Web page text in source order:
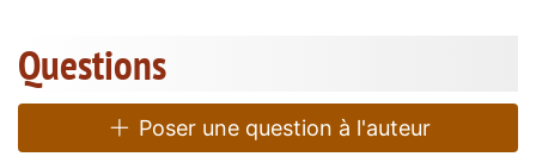
Questions
Poser une question à l'auteur